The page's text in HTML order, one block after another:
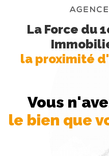
La Force du
la proximité
Vous
le bien que